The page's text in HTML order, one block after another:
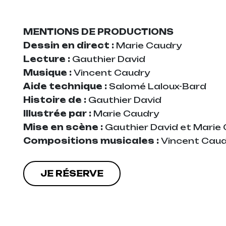
MENTIONS DE PRODUCTIONS
Dessin en direct : Marie Caudry
Lecture : Gauthier David
Musique : Vincent Caudry
Aide technique : Salomé Laloux-Bard
Histoire de : Gauthier David
Illustrée par :Marie Caudry
Mise en scène :Gauthier David et Marie
Compositions musicales : Vincent
JE RÉSERVE